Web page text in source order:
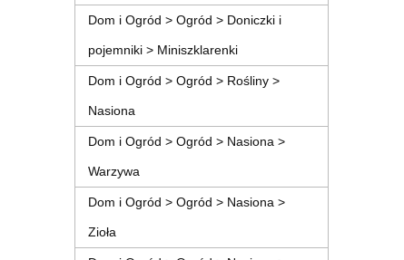
Dom i Ogród > Ogród > Doniczki i
pojemniki > Miniszklarenki
Dom i Ogród > Ogród > Rośliny >
Nasiona
Dom i Ogród > Ogród > Nasiona >
Warzywa
Dom i Ogród > Ogród > Nasiona >
Zioła